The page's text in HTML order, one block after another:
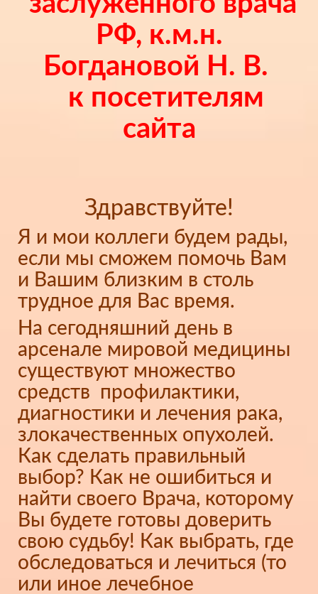
РФ, к.м.н.
Богдановой Н. В.
к посетителям
сайта
Здравствуйте!
Я и мои коллеги будем рады,
если мы сможем помочь Вам
и Вашим близким в столь
трудное для Вас время.
На сегодняшний день в
арсенале мировой медицины
существуют множество
средств профилактики,
диагностики и лечения рака,
злокачественных опухолей.
Как сделать правильный
выбор? Как не ошибиться и
найти своего Врача, которому
Вы будете готовы доверить
свою судьбу! Как выбрать, где
обследоваться и лечиться (то
или иное лечебное